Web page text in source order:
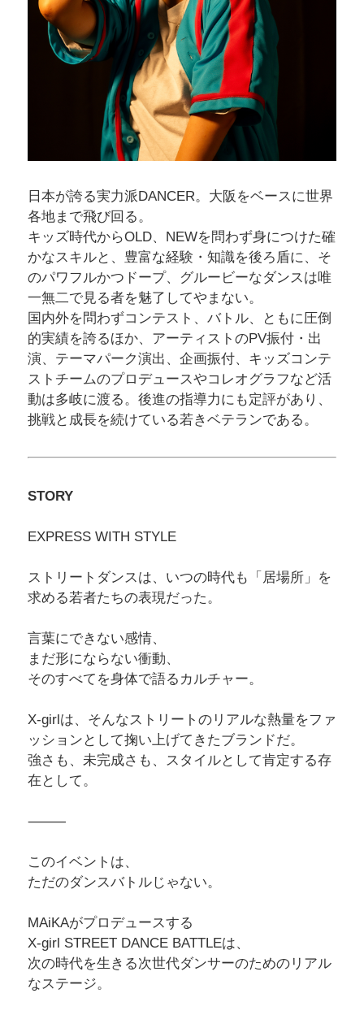
日本が誇る実力派DANCER。大阪をベースに世界
各地まで飛び回る。
キッズ時代からOLD、NEWを問わず身につけた確
かなスキルと、豊富な経験・知識を後ろ盾に、そ
のパワフルかつドープ、グルービーなダンスは唯
一無二で見る者を魅了してやまない。
国内外を問わずコンテスト、バトル、ともに圧倒
的実績を誇るほか、アーティストのPV振付・出
演、テーマパーク演出、企画振付、キッズコンテ
ストチームのプロデュースやコレオグラフなど活
動は多岐に渡る。後進の指導力にも定評があり、
挑戦と成長を続けている若きベテランである。
STORY
EXPRESS WITH STYLE
ストリートダンスは、いつの時代も「居場所」を
求める若者たちの表現だった。
言葉にできない感情、
まだ形にならない衝動、
そのすべてを身体で語るカルチャー。
X-girlは、そんなストリートのリアルな熱量をファ
ッションとして掬い上げてきたブランドだ。
強さも、未完成さも、スタイルとして肯定する存
在として。
⸻
このイベントは、
ただのダンスバトルじゃない。
MAiKAがプロデュースする
X-girl STREET DANCE BATTLEは、
次の時代を生きる次世代ダンサーのためのリアル
なステージ。